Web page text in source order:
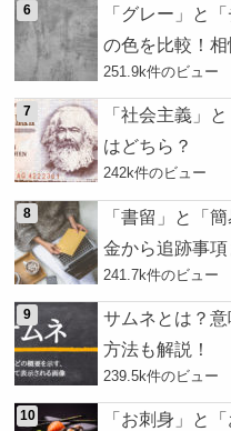
「グレー」と
の色を比較！相
251.9k件のビュー
「社会主義」
はどちら？
242k件のビュー
「書留」と「
金から追跡事
241.7k件のビュー
サムネとは？
方法も解説！
239.5k件のビュー
「お刺身」と